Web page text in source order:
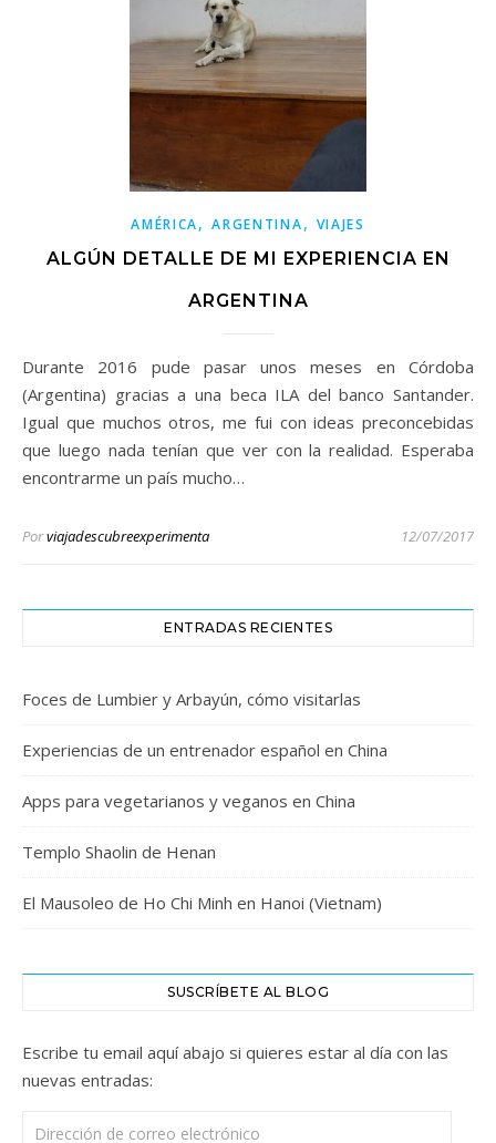
AMÉRICA,ARGENTINA, VIAJES
ALGÚN DETALLE DE MI EXPERIENCIA EN
ARGENTINA
Durante 2016 pude pasar unos meses en Córdoba
(Argentina) gracias a una beca ILA del banco Santander.
Igual que muchos otros, me fui con ideas preconcebidas
que luego nada tenían que ver con la realidad. Esperaba
encontrarme un país mucho…
Porviajadescubreexperimenta 12/07/2017
ENTRADAS RECIENTES
Foces de Lumbier y Arbayún, cómo visitarlas
Experiencias de un entrenador español en China
Apps para vegetarianos y veganos en China
Templo Shaolin de Henan
El Mausoleo de Ho Chi Minh en Hanoi (Vietnam)
SUSCRÍBETE AL BLOG
Escribe tu email aquí abajo si quieres estar al día con las
nuevas entradas:
Dirección de correo electrónico